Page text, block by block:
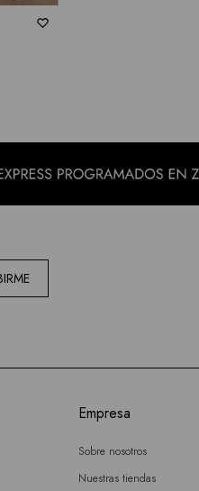
Empresa
Sobre nosotros
Nuestras tiendas